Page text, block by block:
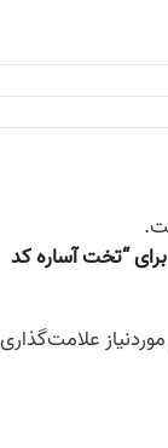
“تخت آساره کد
علامت‌گذاری